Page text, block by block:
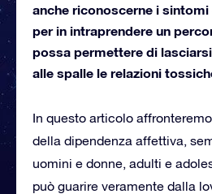
anche riconoscerne i
per in intraprendere un
possa permettere di
alle spalle le relazioni
In questo articolo
della dipendenza affettiva,
uomini e donne, adulti e
può guarire veramente dalla